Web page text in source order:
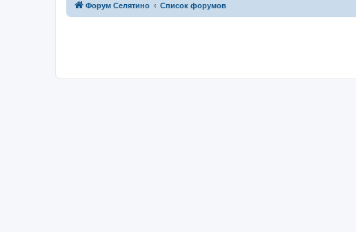
Форум Селятино Список форумов